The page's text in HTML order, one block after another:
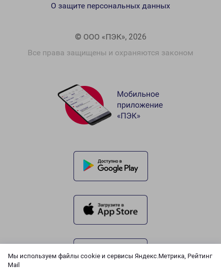
Мы используем файлы cookie и сервисы Яндекс.Метрика, Рейтинг
Mail
© ООО «ПЭК», 2026
Все права защищены и охраняются законом
О защите персональных данных